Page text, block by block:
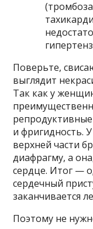
Поверьте,
выглядит
Так как у
и фригидность.
верхней части
диафрагму, а
сердце. Итог —
сердечный
заканчивается
Поэтому не